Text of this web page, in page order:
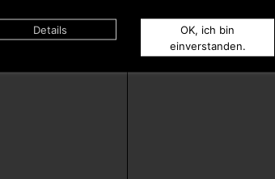
Details
OK, ich bin
einverstanden.